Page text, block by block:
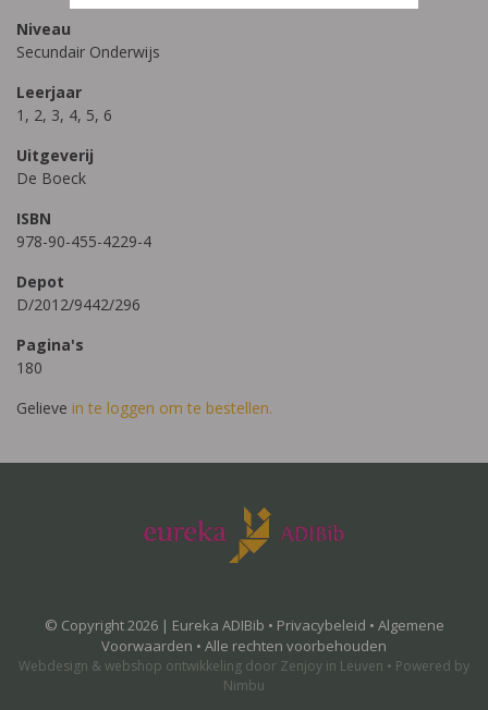
Niveau
Secundair Onderwijs
Leerjaar
1, 2, 3, 4, 5, 6
Uitgeverij
De Boeck
ISBN
978-90-455-4229-4
Depot
D/2012/9442/296
Pagina's
180
Gelieve in te loggen om te bestellen.
© Copyright 2026 | Eureka ADIBib • Privacybeleid • Algemene
Voorwaarden • Alle rechten voorbehouden
Webdesign & webshop ontwikkeling door Zenjoy in Leuven • Powered by
Nimbu